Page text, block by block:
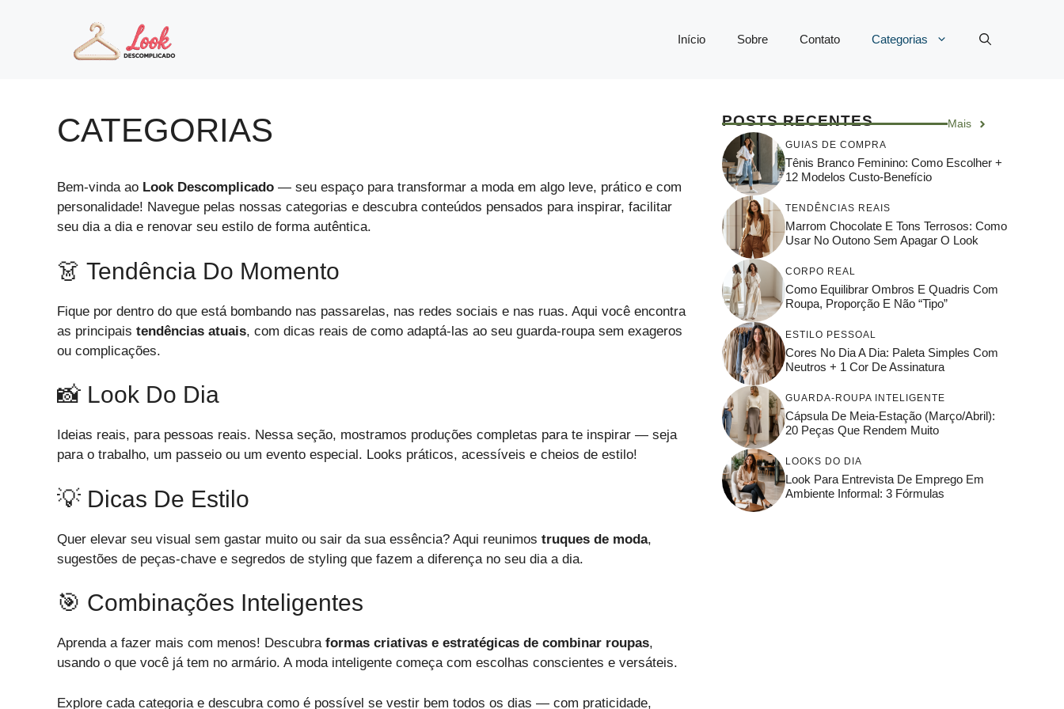
Início Sobre Contato Categorias
CATEGORIAS
Bem-vinda ao Look Descomplicado — seu espaço para transformar a moda em algo leve, prático e com
personalidade! Navegue pelas nossas categorias e descubra conteúdos pensados para inspirar, facilitar
seu dia a dia e renovar seu estilo de forma autêntica.
👗 Tendência Do Momento
Fique por dentro do que está bombando nas passarelas, nas redes sociais e nas ruas. Aqui você encontra
as principais tendências atuais, com dicas reais de como adaptá-las ao seu guarda-roupa sem exageros
ou complicações.
📸 Look Do Dia
Ideias reais, para pessoas reais. Nessa seção, mostramos produções completas para te inspirar — seja
para o trabalho, um passeio ou um evento especial. Looks práticos, acessíveis e cheios de estilo!
💡 Dicas De Estilo
Quer elevar seu visual sem gastar muito ou sair da sua essência? Aqui reunimos truques de moda,
sugestões de peças-chave e segredos de styling que fazem a diferença no seu dia a dia.
🎯 Combinações Inteligentes
Aprenda a fazer mais com menos! Descubra formas criativas e estratégicas de combinar roupas,
usando o que você já tem no armário. A moda inteligente começa com escolhas conscientes e versáteis.
Explore cada categoria e descubra como é possível se vestir bem todos os dias — com praticidade,
POSTS RECENTES Mais
GUIAS DE COMPRA
Tênis Branco Feminino: Como Escolher +
12 Modelos Custo-Benefício
TENDÊNCIAS REAIS
Marrom Chocolate E Tons Terrosos: Como
Usar No Outono Sem Apagar O Look
CORPO REAL
Como Equilibrar Ombros E Quadris Com
Roupa, Proporção E Não “tipo”
ESTILO PESSOAL
Cores No Dia A Dia: Paleta Simples Com
Neutros + 1 Cor De Assinatura
GUARDA-ROUPA INTELIGENTE
Cápsula De Meia-Estação (março/abril):
20 Peças Que Rendem Muito
LOOKS DO DIA
Look Para Entrevista De Emprego Em
Ambiente Informal: 3 Fórmulas